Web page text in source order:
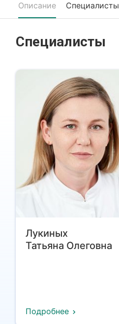
Описание Специалисты
Специалисты
Лукиных
Татьяна Олеговна
Подробнее